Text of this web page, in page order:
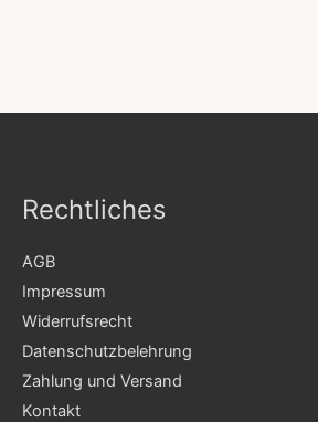
Rechtliches
AGB
Impressum
Widerrufsrecht
Datenschutzbelehrung
Zahlung und Versand
Kontakt